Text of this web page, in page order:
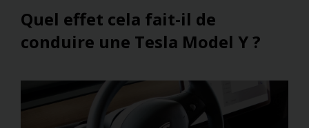
Quel effet cela fait-il de
conduire une Tesla Model Y ?